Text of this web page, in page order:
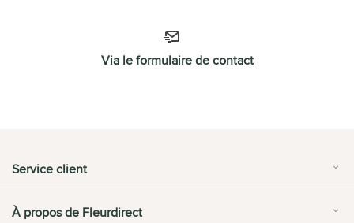
Via le formulaire de contact
Service client
À propos de Fleurdirect